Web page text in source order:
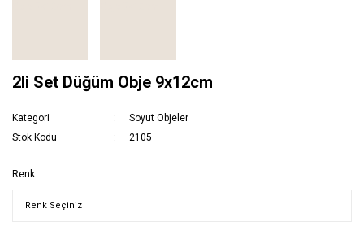
2li Set Düğüm Obje 9x12cm
Kategori
Soyut Objeler
Stok Kodu
2105
Renk